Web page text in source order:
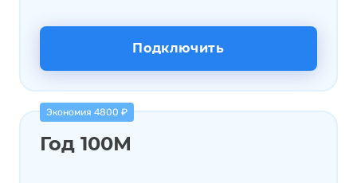
Подключить
Экономия 4800 ₽
Год 100М